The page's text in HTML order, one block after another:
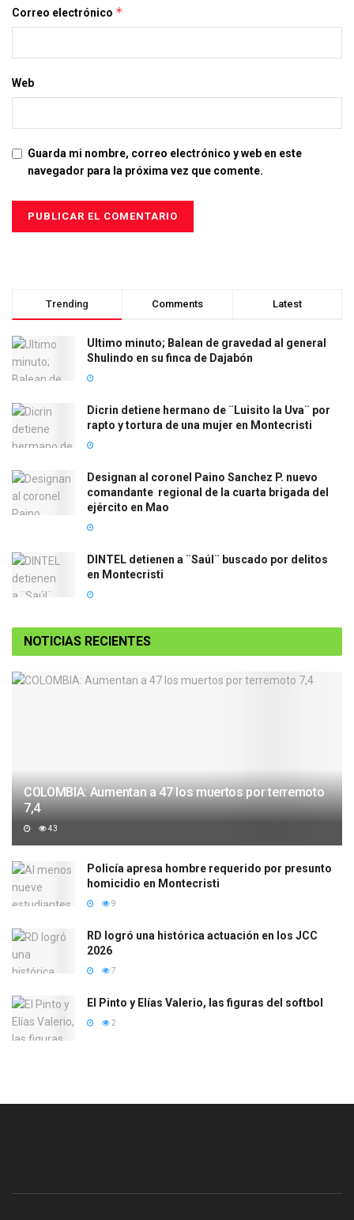
Correo electrónico *
Web
Guarda mi nombre, correo electrónico y web en este
navegador para la próxima vez que comente.
Trending Comments Latest
Ultimo minuto; Balean de gravedad al general
Shulindo en su finca de Dajabón
Dicrin detiene hermano de ¨Luisito la Uva¨ por
rapto y tortura de una mujer en Montecristi
Designan al coronel Paino Sanchez P. nuevo
comandante regional de la cuarta brigada del
ejército en Mao
DINTEL detienen a ¨Saúl¨ buscado por delitos
en Montecristi
NOTICIAS RECIENTES
COLOMBIA: Aumentan a 47 los muertos por terremoto
7,4
43
Policía apresa hombre requerido por presunto
homicidio en Montecristi
9
RD logró una histórica actuación en los JCC
2026
7
El Pinto y Elías Valerio, las figuras del softbol
2